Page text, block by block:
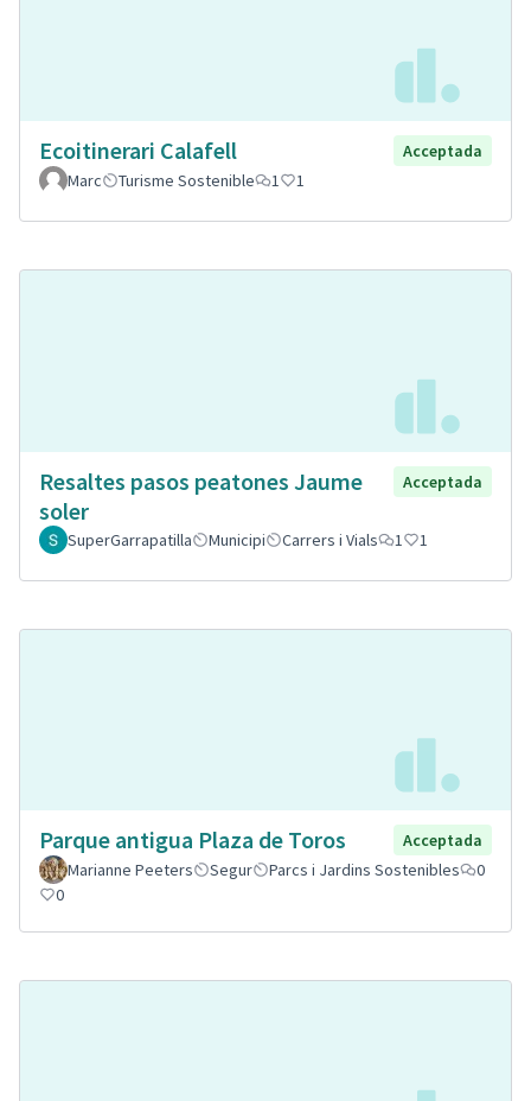
Ecoitinerari Calafell
Acceptada
Marc
Turisme Sostenible 1 1
Resaltes pasos peatones Jaume
soler
Acceptada
SuperGarrapatilla Municipi Carrers i Vials 1 1
Parque antigua Plaza de Toros
Acceptada
Marianne Peeters
Segur Parcs i Jardins Sostenibles
0
0